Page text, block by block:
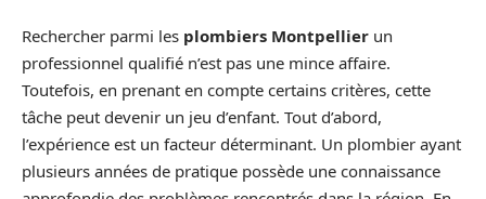
Rechercher parmi les plombiers Montpellier un
professionnel qualifié n’est pas une mince affaire.
Toutefois, en prenant en compte certains critères, cette
tâche peut devenir un jeu d’enfant. Tout d’abord,
l’expérience est un facteur déterminant. Un plombier ayant
plusieurs années de pratique possède une connaissance